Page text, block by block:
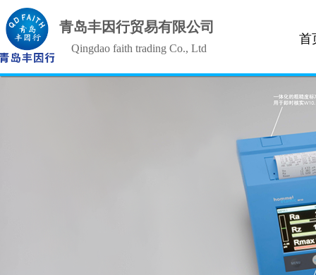
青岛丰因行贸易有限公司
Qingdao faith trading Co., Ltd
首